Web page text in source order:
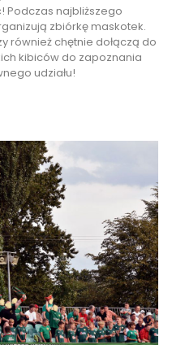
Podczas najbliższego
zbiórkę maskotek.
również chętnie dołączą do
kibiców do zapoznania
udziału!